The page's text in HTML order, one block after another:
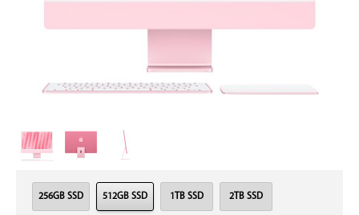
256GB SSD 512GB SSD 1TB SSD 2TB SSD